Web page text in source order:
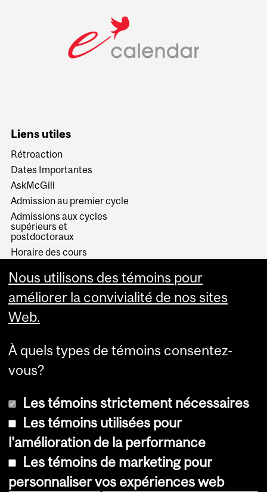
Liens utiles
Rétroaction
Dates Importantes
AskMcGill
Admission au premier cycle
Admissions aux cycles
supérieurs et
postdoctoraux
Horaire des cours
Services aux étudiants
© Université McGill, 2026
Accessibilité
Nous utilisons des témoins pour
améliorer la convivialité de nos sites
Web.
À quels types de témoins consentez-
vous?
Les témoins strictement nécessaires
Les témoins utilisées pour
l'amélioration de la performance
Les témoins de marketing pour
personnaliser vos expériences web